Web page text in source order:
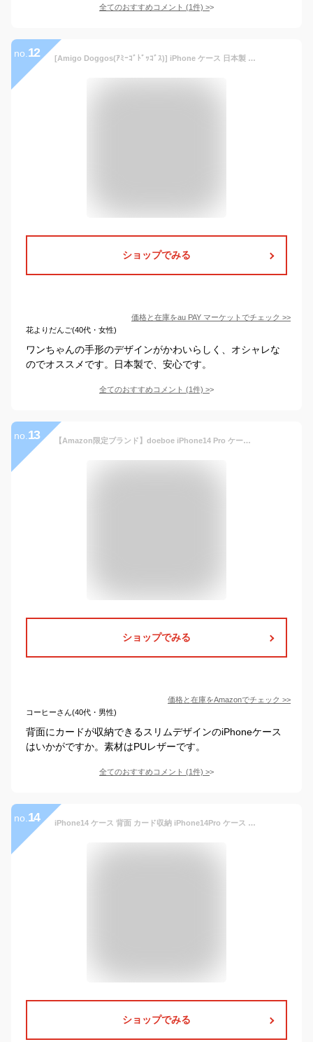
全てのおすすめコメント (1件) >
no. 12 [Amigo Doggos(ｱﾐｰｺﾞﾄﾞｯｺﾞｽ)] iPhone ケース 日本製 肉球 メンズ レディース スムースレザー カードポケット スタンド機能 ス
ショップでみる
価格と在庫をau PAY マーケット でチェック >>
花よりだんご(40代・女性)
ワンちゃんの手形のデザインがかわいらしく、オシャレな
のでオススメです。日本製で、安心です。
全てのおすすめコメント (1件) >
no. 13 【Amazon限定ブランド】doeboe iPhone14 Pro ケース カバー 手帳型 高級PUレザー [3枚]ic カード収納 アイフォン14Proケース カード入れ 2022 iphone14proスマホケース 手帳ケース オシャレ [軽量 薄い 耐衝撃 スタンド機能] iphone14proケース メンズ レディース 財布型 iPhone14プロカードケース（6.1 インチ）(黒色)
ショップでみる
価格と在庫をAmazonでチェック >>
コーヒーさん(40代・男性)
背面にカードが収納できるスリムデザインのiPhoneケース
はいかがですか。素材はPUレザーです。
全てのおすすめコメント (1件) >
no. 14 iPhone14 ケース 背面 カード収納 iPhone14Pro ケース レザー スタンド機能 iPhone13 iPhone14ProMax カバー 手帳 シンプル iPhone 14Plus 13 Pro Max 12Pro iPhone SE3 SE2 ケース メンズ mini iPhoneケース iPhone 11 X XS スマホケース マグネット式 ICカード
ショップでみる